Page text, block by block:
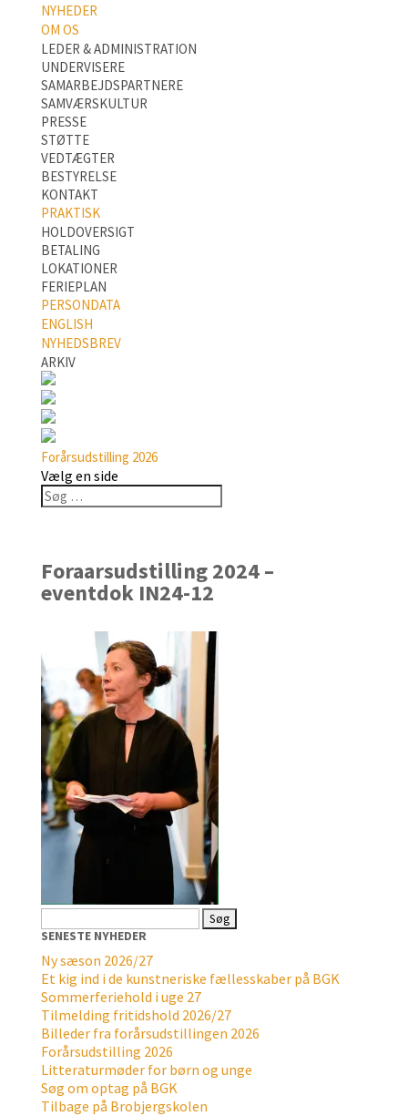
NYHEDER
OM OS
LEDER & ADMINISTRATION
UNDERVISERE
SAMARBEJDSPARTNERE
SAMVÆRSKULTUR
PRESSE
STØTTE
VEDTÆGTER
BESTYRELSE
KONTAKT
PRAKTISK
HOLDOVERSIGT
BETALING
LOKATIONER
FERIEPLAN
PERSONDATA
ENGLISH
NYHEDSBREV
ARKIV
Forårsudstilling 2026
Vælg en side
Foraarsudstilling 2024 –
eventdok IN24-12
efter:
SENESTE NYHEDER
Ny sæson 2026/27
Et kig ind i de kunstneriske fællesskaber på BGK
Sommerferiehold i uge 27
Tilmelding fritidshold 2026/27
Billeder fra forårsudstillingen 2026
Forårsudstilling 2026
Litteraturmøder for børn og unge
Søg om optag på BGK
Tilbage på Brobjergskolen